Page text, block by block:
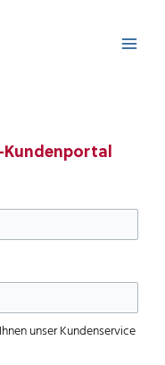
Kundenportal
unser Kundenservice